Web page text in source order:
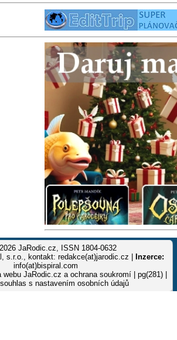
JaRodic.cz, ISSN 1804-0632
s.r.o., kontakt: redakce(at)jarodic.cz |
Inzerce:
info(at)bispiral.com
webu JaRodic.cz a ochrana soukromí | pg(281) |
s nastavením osobních údajů